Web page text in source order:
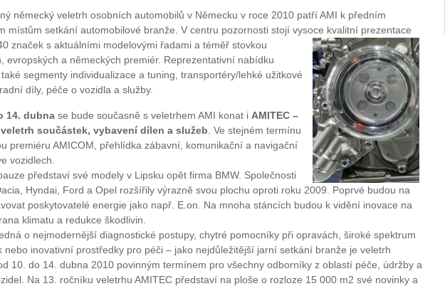
německý veletrh osobních automobilů v Německu v roce 2010 patří AMI k předním
místům setkání automobilové branže. V centru pozornosti stojí vysoce kvalitní prezentace
značek s aktuálními modelovými řadami a téměř stovkou
evropských a německých premiér. Reprezentativní nabídku
segmenty individualizace a tuning, transportéry/lehké užitkové
díly, péče o vozidla a služby.
14. dubna se bude současně s veletrhem AMI konat i AMITEC –
součástek, vybavení dílen a služeb . Ve stejném termínu
premiéru AMICOM, přehlídka zábavní, komunikační a navigační
vozidlech.
představí své modely v Lipsku opět firma BMW. Společnosti
Hyndai, Ford a Opel rozšířily výrazně svou plochu oproti roku 2009. Poprvé budou na
poskytovatelé energie jako např. E.on. Na mnoha stáncích budou k vidění inovace na
klimatu a redukce škodlivin.
o nejmodernější diagnostické postupy, chytré pomocníky při opravách, široké spektrum
nebo inovativní prostředky pro péči – jako nejdůležitější jarní setkání branže je veletrh
10. do 14. dubna 2010 povinným termínem pro všechny odborníky z oblastí péče, údržby a
Na 13. ročníku veletrhu AMITEC představí na ploše o rozloze 15 000 m2 své novinky a